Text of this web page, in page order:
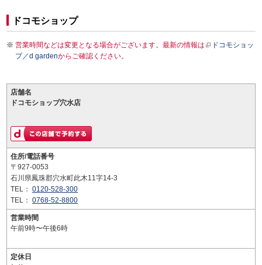
ドコモショップ
営業時間などは変更となる場合がございます。最新の情報は
ドコモショッ
プ／d gardenからご確認ください。
店舗名
ドコモショップ穴水店
住所/電話番号
〒927-0053
石川県鳳珠郡穴水町此木11字14-3
TEL： 0120-528-300
TEL： 0768-52-8800
営業時間
午前9時〜午後6時
定休日